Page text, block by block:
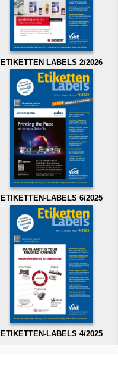
ETIKETTEN LABELS 2/2026
ETIKETTEN-LABELS 6/2025
ETIKETTEN-LABELS 4/2025